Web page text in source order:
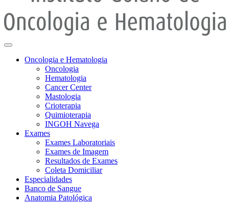
Oncologia e Hematologia
Oncologia
Hematologia
Cancer Center
Mastologia
Crioterapia
Quimioterapia
INGOH Navega
Exames
Exames Laboratoriais
Exames de Imagem
Resultados de Exames
Coleta Domiciliar
Especialidades
Banco de Sangue
Anatomia Patológica